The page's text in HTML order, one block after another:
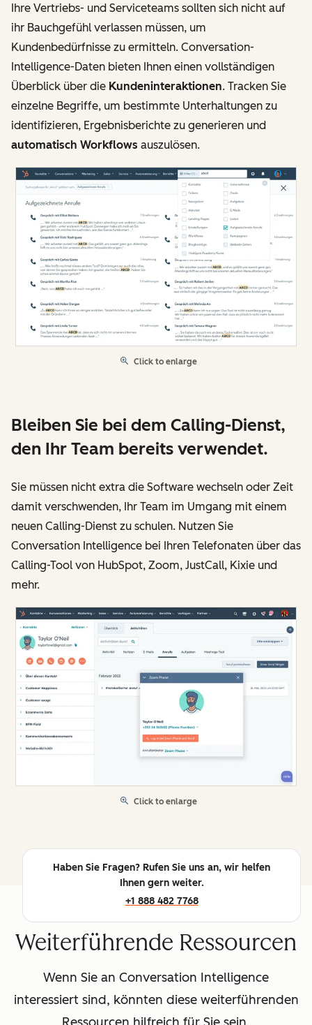
Ihre Vertriebs- und Serviceteams sollten sich nicht auf
ihr Bauchgefühl verlassen müssen, um
Kundenbedürfnisse zu ermitteln. Conversation-
Intelligence-Daten bieten Ihnen einen vollständigen
Überblick über die Kundeninteraktionen. Tracken Sie
einzelne Begriffe, um bestimmte Unterhaltungen zu
identifizieren, Ergebnisberichte zu generieren und
automatisch Workflows auszulösen.
Click to enlarge
Bleiben Sie bei dem Calling-Dienst,
den Ihr Team bereits verwendet.
Sie müssen nicht extra die Software wechseln oder Zeit
damit verschwenden, Ihr Team im Umgang mit einem
neuen Calling-Dienst zu schulen. Nutzen Sie
Conversation Intelligence bei Ihren Telefonaten über das
Calling-Tool von HubSpot, Zoom, JustCall, Kixie und
mehr.
Click to enlarge
Haben Sie Fragen? Rufen Sie uns an, wir helfen
Ihnen gern weiter.
+1 888 482 7768
Weiterführende Ressourcen
Wenn Sie an Conversation Intelligence
interessiert sind, könnten diese weiterführenden